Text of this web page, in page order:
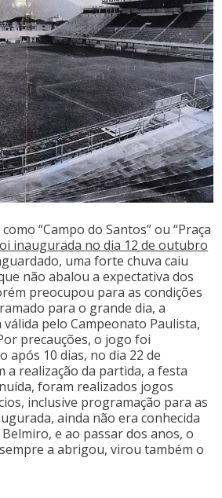
“Campo do Santos” ou “Praça
inaugurada no dia 12 de outubro
uma forte chuva caiu
não abalou a expectativa dos
preocupou para as condições
para o grande dia, a
pelo Campeonato Paulista,
precauções, o jogo foi
após 10 dias, no dia 22 de
a realização da partida, a festa
foram realizados jogos
inclusive programação para as
ainda não era conhecida
e ao passar dos anos, o
a abrigou, virou também o